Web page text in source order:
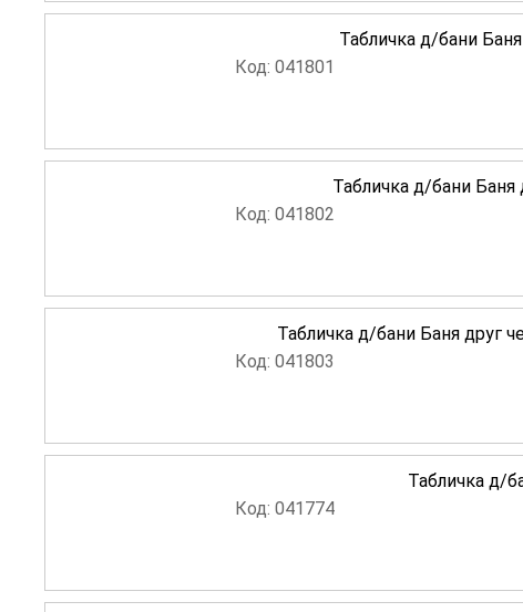
Табличка д/бани
Код: 041801
Табличка д/бани Баня
Код: 041802
Табличка д/бани Баня друг
Код: 041803
Табличка д/
Код: 041774